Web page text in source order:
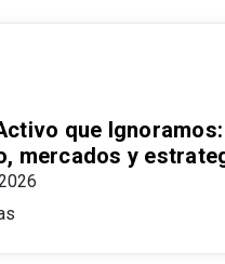
que
mercados y